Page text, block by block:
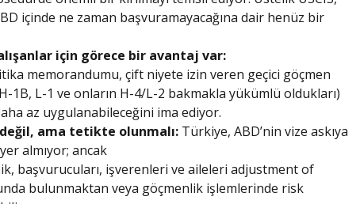
içinde ne zaman başvuramayacağına dair henüz bir
için görece bir avantaj var:
memorandumu, çift niyete izin veren geçici göçmen
1B, L-1 ve onların H-4/L-2 bakmakla yükümlü oldukları)
az uygulanabileceğini ima ediyor.
ama tetikte olunmalı:Türkiye, ABD’nin vize askıya
almıyor; ancak
başvurucuları, işverenleri ve aileleri adjustment of
bulunmaktan veya göçmenlik işlemlerinde risk